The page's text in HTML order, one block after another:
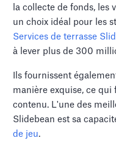
la collecte de fonds, les
un choix idéal pour les
Services de terrasse
à lever plus de 300
Ils fournissent
manière exquise, ce
contenu. L'une des
Slidebean est sa
de jeu.